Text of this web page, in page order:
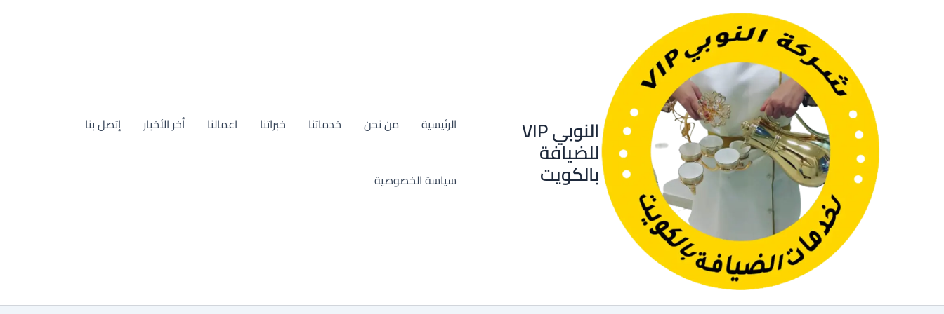
النوبي VIP
للضيافة
بالكويت
الرئيسية من نحن خدماتنا خبراتنا اعمالنا أخر الأخبار إتصل بنا
سياسة الخصوصية